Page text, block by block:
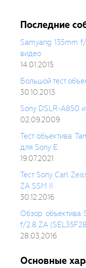
Последние
Samyang 135mm
видео
14.01.2015
Большой тест
30.10.2013
Sony DSLR-A850
02.09.2009
Тест объектива
для Sony E
19.07.2021
Тест Sony Carl
ZA SSM II
30.12.2016
Обзор объектива
f/2.8 ZA
28.03.2016
Основные